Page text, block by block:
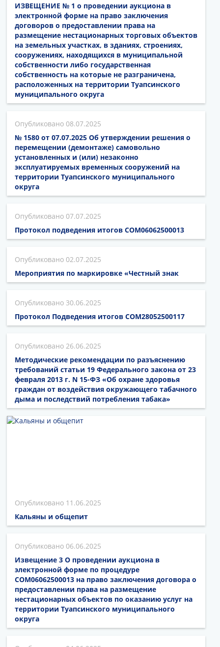
ИЗВЕЩЕНИЕ № 1 о проведении аукциона в
электронной форме на право заключения
договоров о предоставлении права на
размещение нестационарных торговых объектов
на земельных участках, в зданиях, строениях,
сооружениях, находящихся в муниципальной
собственности либо государственная
собственность на которые не разграничена,
расположенных на территории Туапсинского
муниципального округа
08.07.2025
№ 1580 от 07.07.2025 Об утверждении решения о
перемещении (демонтаже) самовольно
установленных и (или) незаконно
эксплуатируемых временных сооружений на
территории Туапсинского муниципального
округа
07.07.2025
Протокол подведения итогов СОМ06062500013
02.07.2025
Мероприятия по маркировке «Честный знак
30.06.2025
Протокол Подведения итогов СОМ28052500117
26.06.2025
Методические рекомендации по разъяснению
требований статьи 19 Федерального закона от 23
февраля 2013 г. N 15-ФЗ «Об охране здоровья
граждан от воздействия окружающего табачного
дыма и последствий потребления табака»
11.06.2025
Кальяны и общепит
06.06.2025
Извещение 3 О проведении аукциона в
электронной форме по процедуре
COM06062500013 на право заключения договора о
предоставлении права на размещение
нестационарных объектов по оказанию услуг на
территории Туапсинского муниципального
округа